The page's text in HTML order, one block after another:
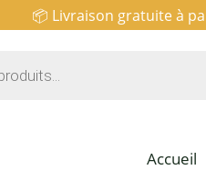
📦 Livraison gratuite à
Accueil